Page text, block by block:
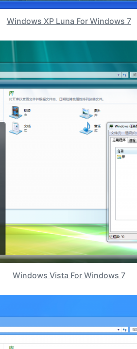
Windows XP Luna For Windows 7
Windows Vista For Windows 7